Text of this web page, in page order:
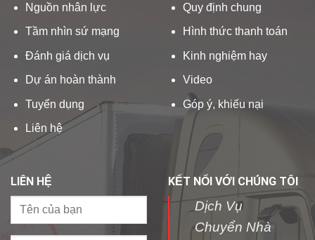
Nguồn nhân lực
Tầm nhìn sứ mạng
Đánh giá dịch vụ
Dự án hoàn thành
Tuyển dụng
Liên hệ
Quy định chung
Hình thức thanh toán
Kinh nghiệm hay
Video
Góp ý, khiếu nại
LIÊN HỆ KẾT NỐI VỚI CHÚNG TÔI
Dịch Vụ
Chuyển Nhà